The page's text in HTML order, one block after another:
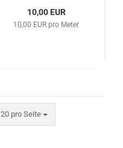
10,00 EUR
10,00 EUR pro Meter
20 pro Seite
pro Seite